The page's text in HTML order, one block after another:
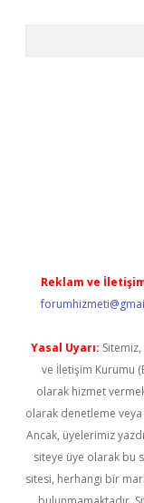
Reklam ve
Yasal Uyarı:
ve İletişim Kurumu
olarak hizmet
olarak denetleme
Ancak, üyelerimiz
siteye üye olarak bu
sitesi, herhangi bir